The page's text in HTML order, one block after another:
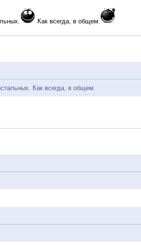
Как всегда, в общем.
Как всегда, в общем.